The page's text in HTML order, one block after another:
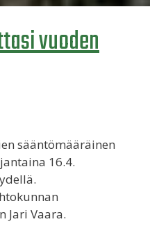
vuoden
sääntömääräinen
16.4.
Jari Vaara.